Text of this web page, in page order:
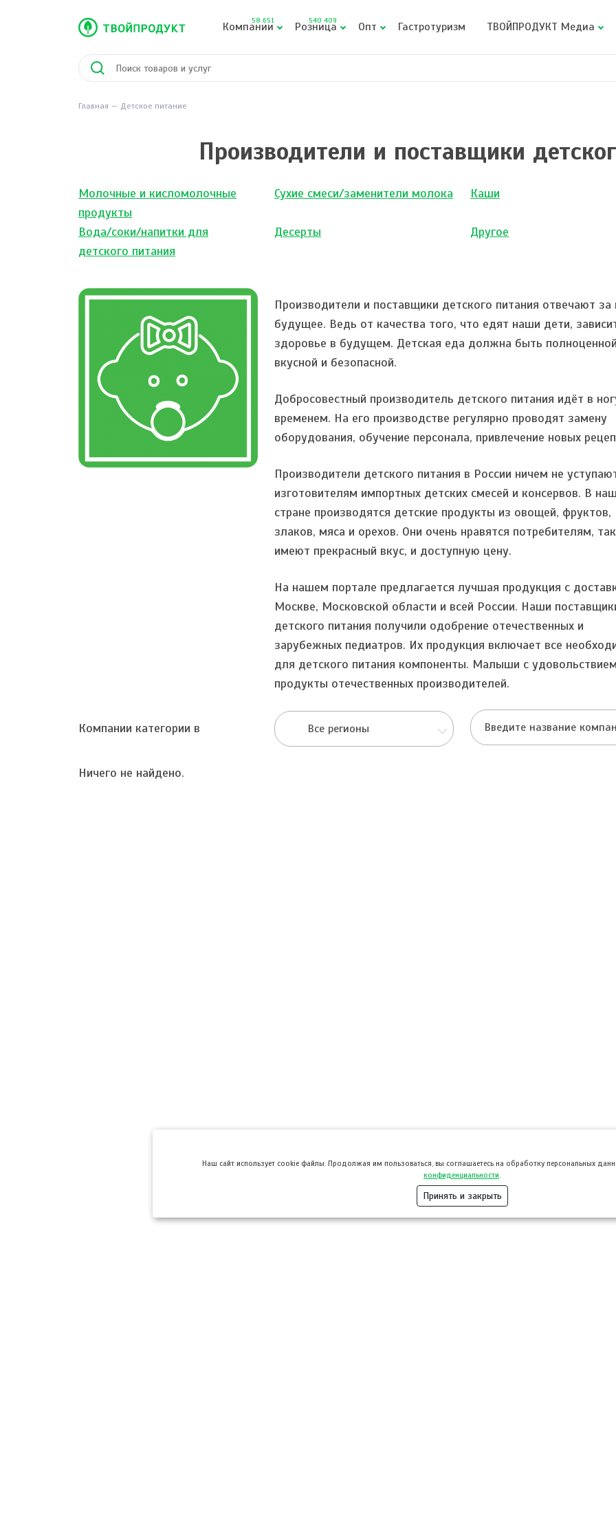
Компании
58 651 Розница
540 409 Опт Гастротуризм ТВОЙПРОДУКТ Медиа
Главная Детское питание
Производители и поставщики
Молочные и кисломолочные
продукты
Сухие смеси/заменители молока Каши
Вода/соки/напитки для
детского питания
Десерты Другое
Производители и поставщики детского питания отвечают
будущее. Ведь от качества того, что едят наши дети,
здоровье в будущем. Детская еда должна быть
вкусной и безопасной.
Добросовестный производитель детского питания идёт в
временем. На его производстве регулярно проводят замену
оборудования, обучение персонала, привлечение новых
Производители детского питания в России ничем не
изготовителям импортных детских смесей и консервов. В
стране производятся детские продукты из овощей, фруктов,
злаков, мяса и орехов. Они очень нравятся потребителям,
имеют прекрасный вкус, и доступную цену.
На нашем портале предлагается лучшая продукция с
Москве, Московской области и всей России. Наши
детского питания получили одобрение отечественных и
зарубежных педиатров. Их продукция включает все
для детского питания компоненты. Малыши с
продукты отечественных производителей.
Компании категории в Все регионы
Ничего не найдено.
Hаш сайт использует cookie файлы. Продолжая им пользоваться, вы соглашаетесь на обработку персональных
конфиденциальности
Принять и закрыть